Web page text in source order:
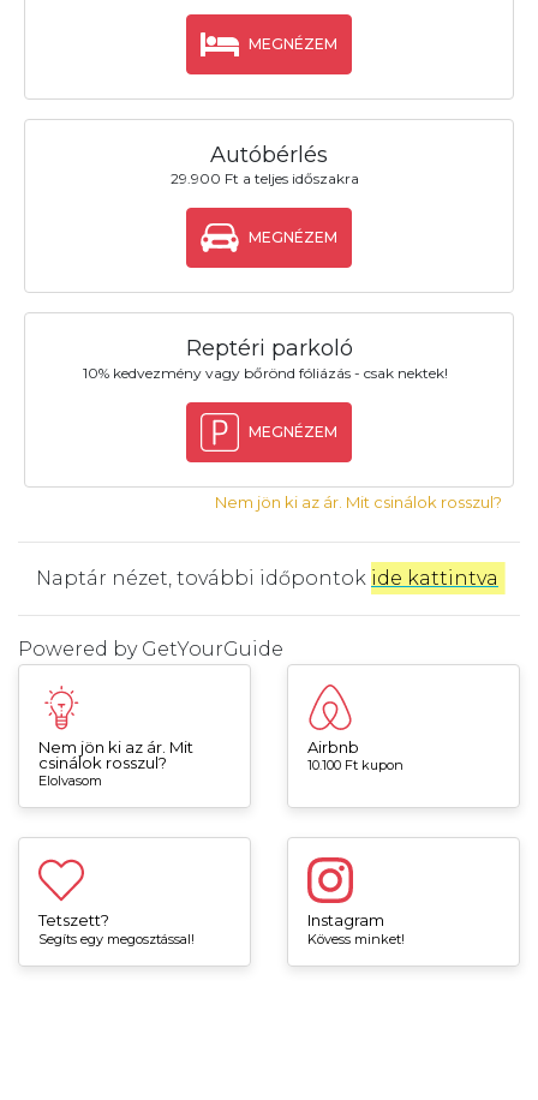
MEGNÉZEM
Autóbérlés
29.900 Ft a teljes időszakra
MEGNÉZEM
Reptéri parkoló
10% kedvezmény vagy bőrönd fóliázás - csak nektek!
MEGNÉZEM
Nem jön ki az ár. Mit csinálok rosszul?
Naptár nézet, további időpontok ide kattintva
Powered by GetYourGuide
Nem jön ki az ár. Mit
csinálok rosszul?
Elolvasom
Airbnb
10.100 Ft kupon
Tetszett?
Segíts egy megosztással!
Instagram
Kövess minket!